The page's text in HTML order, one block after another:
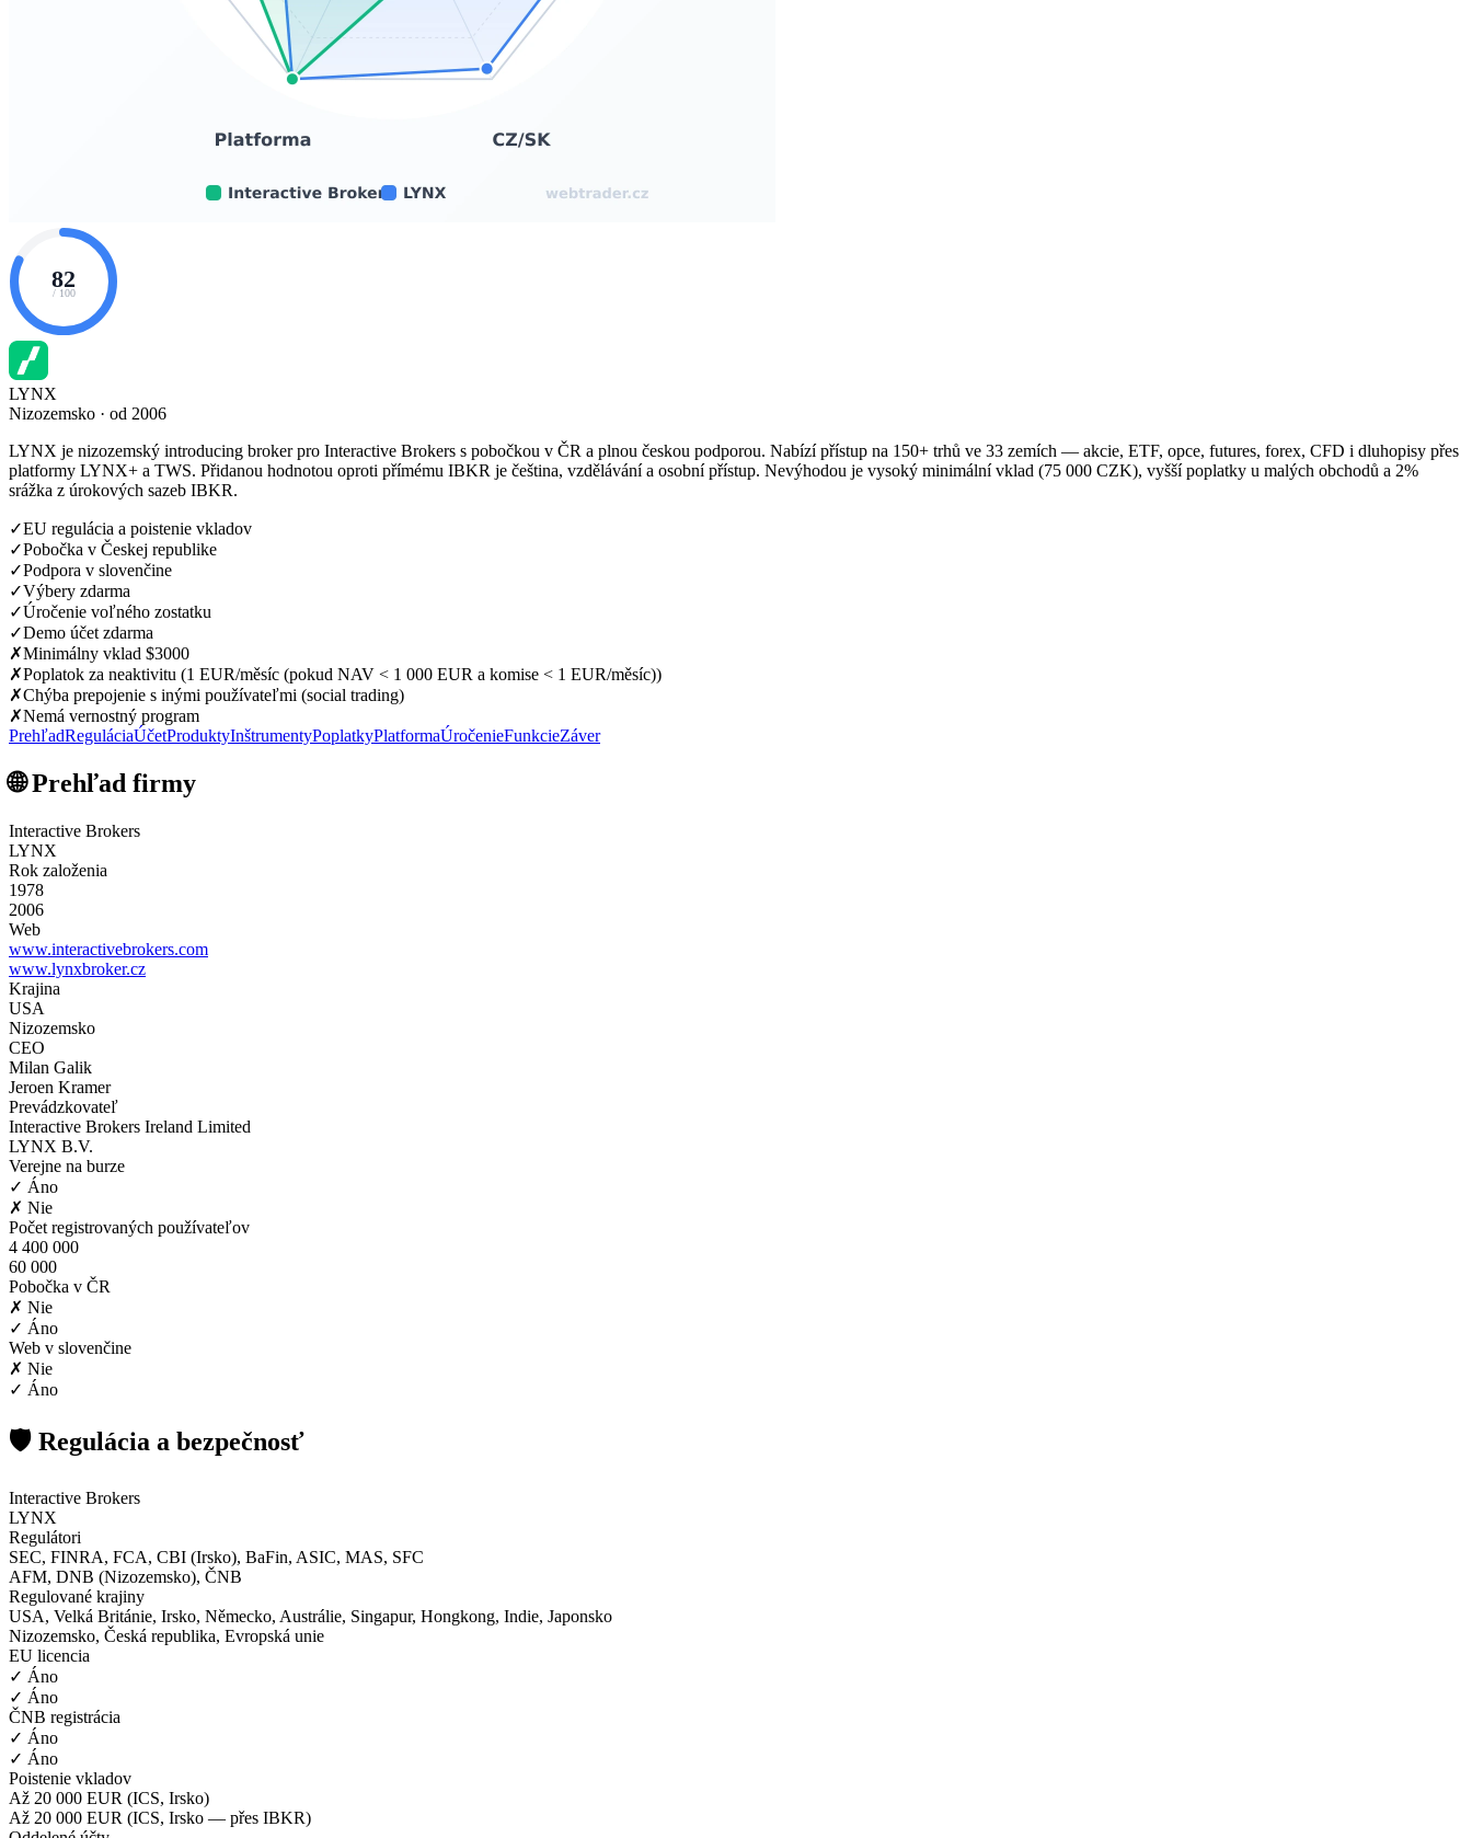
82
/ 100
LYNX
Nizozemsko · od 2006
LYNX je nizozemský introducing broker pro Interactive Brokers s pobočkou v ČR a plnou českou podporou. Nabízí přístup na 150+ trhů ve 33 zemích — akcie, ETF, opce, futures, forex, CFD i dluhopisy přes
platformy LYNX+ a TWS. Přidanou hodnotou oproti přímému IBKR je čeština, vzdělávání a osobní přístup. Nevýhodou je vysoký minimální vklad (75 000 CZK), vyšší poplatky u malých obchodů a 2%
srážka z úrokových sazeb IBKR.
✓EU regulácia a poistenie vkladov
✓Pobočka v Českej republike
✓Podpora v slovenčine
✓Výbery zdarma
✓Úročenie voľného zostatku
✓Demo účet zdarma
✗Minimálny vklad $3000
✗Poplatok za neaktivitu (1 EUR/měsíc (pokud NAV < 1 000 EUR a komise < 1 EUR/měsíc))
✗Chýba prepojenie s inými používateľmi (social trading)
✗Nemá vernostný program
PrehľadReguláciaÚčetProduktyInštrumentyPoplatkyPlatformaÚročenieFunkcieZáver
🌐 Prehľad firmy
Interactive Brokers
LYNX
Rok založenia
1978
2006
Web
www.interactivebrokers.com
www.lynxbroker.cz
Krajina
USA
Nizozemsko
CEO
Milan Galik
Jeroen Kramer
Prevádzkovateľ
Interactive Brokers Ireland Limited
LYNX B.V.
Verejne na burze
✓ Áno
✗ Nie
Počet registrovaných používateľov
4 400 000
60 000
Pobočka v ČR
✗ Nie
✓ Áno
Web v slovenčine
✗ Nie
✓ Áno
🛡️ Regulácia a bezpečnosť
Interactive Brokers
LYNX
Regulátori
SEC, FINRA, FCA, CBI (Irsko), BaFin, ASIC, MAS, SFC
AFM, DNB (Nizozemsko), ČNB
Regulované krajiny
USA, Velká Británie, Irsko, Německo, Austrálie, Singapur, Hongkong, Indie, Japonsko
Nizozemsko, Česká republika, Evropská unie
EU licencia
✓ Áno
✓ Áno
ČNB registrácia
✓ Áno
✓ Áno
Poistenie vkladov
Až 20 000 EUR (ICS, Irsko)
Až 20 000 EUR (ICS, Irsko — přes IBKR)